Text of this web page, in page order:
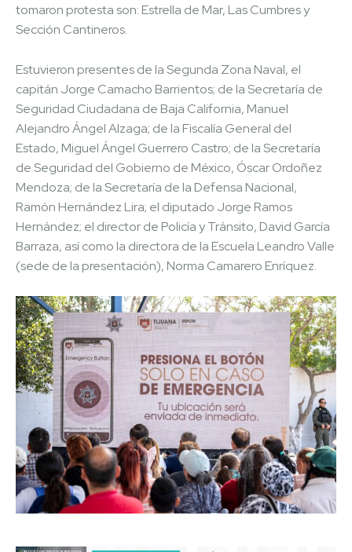
tomaron protesta son: Estrella de Mar, Las Cumbres y
Sección Cantineros.
Estuvieron presentes de la Segunda Zona Naval, el
capitán Jorge Camacho Barrientos; de la Secretaría de
Seguridad Ciudadana de Baja California, Manuel
Alejandro Ángel Alzaga; de la Fiscalía General del
Estado, Miguel Ángel Guerrero Castro; de la Secretaría
de Seguridad del Gobierno de México, Óscar Ordoñez
Mendoza; de la Secretaría de la Defensa Nacional,
Ramón Hernández Lira; el diputado Jorge Ramos
Hernández; el director de Policía y Tránsito, David García
Barraza, así como la directora de la Escuela Leandro Valle
(sede de la presentación), Norma Camarero Enríquez.